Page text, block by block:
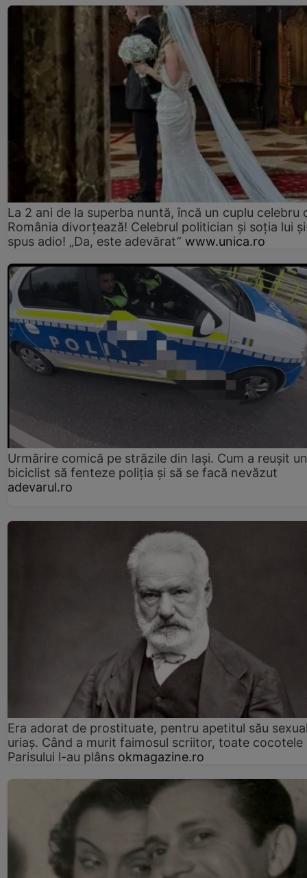
La 2 ani de la superba nuntă, încă un cuplu celebru
România divorțează! Celebrul politician și soția lui
spus adio! „Da, este adevărat” www.unica.ro
Urmărire comică pe străzile din Iași. Cum a reușit un
biciclist să fenteze poliția și să se facă nevăzut
adevarul.ro
Era adorat de prostituate, pentru apetitul său
uriaș. Când a murit faimosul scriitor, toate cocotele
Parisului l-au plâns okmagazine.ro